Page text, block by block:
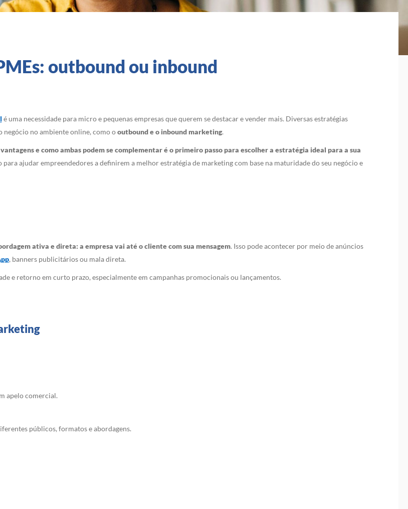
outbound ou inbound
é uma necessidade para micro e pequenas empresas que querem se destacar e vender mais. Diversas estratégias
negócio no ambiente online, como ooutbound e o inbound marketing.
e como ambas podem se complementar é o primeiro passo para escolher a estratégia ideal para a sua
para ajudar empreendedores a definirem a melhor estratégia de marketing com base na maturidade do seu negócio e
ativa e direta: a empresa vai até o cliente com sua mensagem. Isso pode acontecer por meio de anúncios
, banners publicitários ou mala direta.
e retorno em curto prazo, especialmente em campanhas promocionais ou lançamentos.
apelo comercial.
públicos, formatos e abordagens.